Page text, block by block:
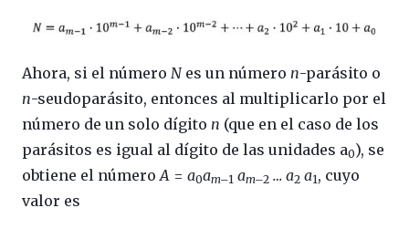
Ahora, si el número Nes un número n-parásito o
n-seudoparásito, entonces al multiplicarlo por el
número de un solo dígito n (que en el caso de los
parásitos es igual al dígito de las unidades a0), se
obtiene el númeroA = a0am–1 am–2 … a2 a1, cuyo
valor es